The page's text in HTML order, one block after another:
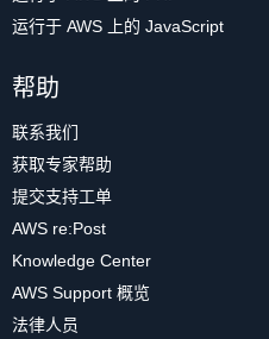
运行于 AWS 上的 JavaScript
帮助
联系我们
获取专家帮助
提交支持工单
AWS re:Post
Knowledge Center
AWS Support 概览
法律人员